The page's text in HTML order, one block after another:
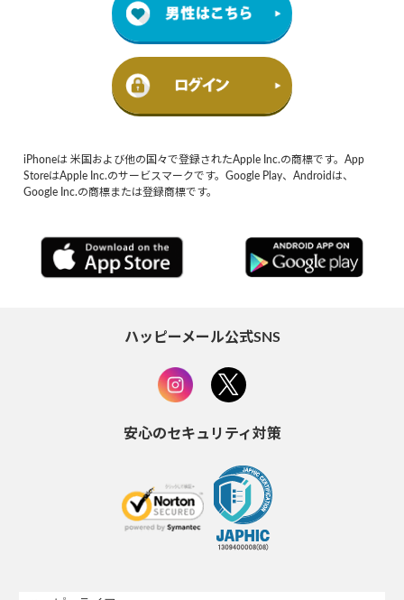
iPhoneは 米国および他の国々で登録されたApple Inc.の商標です。App
StoreはApple Inc.のサービスマークです。Google Play、Androidは、
Google Inc.の商標または登録商標です。
ハッピーメール公式SNS
安心のセキュリティ対策